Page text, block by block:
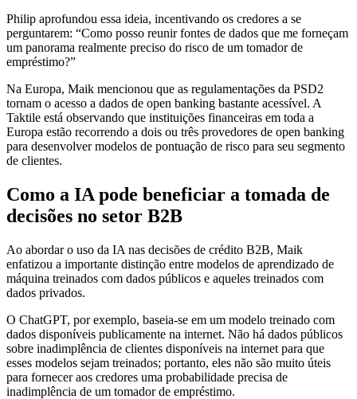
Philip aprofundou essa ideia, incentivando os credores a se
perguntarem: “Como posso reunir fontes de dados que me forneçam
um panorama realmente preciso do risco de um tomador de
empréstimo?”
Na Europa, Maik mencionou que as regulamentações da PSD2
tornam o acesso a dados de open banking bastante acessível. A
Taktile está observando que instituições financeiras em toda a
Europa estão recorrendo a dois ou três provedores de open banking
para desenvolver modelos de pontuação de risco para seu segmento
de clientes.
Como a IA pode beneficiar a tomada de
decisões no setor B2B
Ao abordar o uso da IA nas decisões de crédito B2B, Maik
enfatizou a importante distinção entre modelos de aprendizado de
máquina treinados com dados públicos e aqueles treinados com
dados privados.
O ChatGPT, por exemplo, baseia-se em um modelo treinado com
dados disponíveis publicamente na internet. Não há dados públicos
sobre inadimplência de clientes disponíveis na internet para que
esses modelos sejam treinados; portanto, eles não são muito úteis
para fornecer aos credores uma probabilidade precisa de
inadimplência de um tomador de empréstimo.